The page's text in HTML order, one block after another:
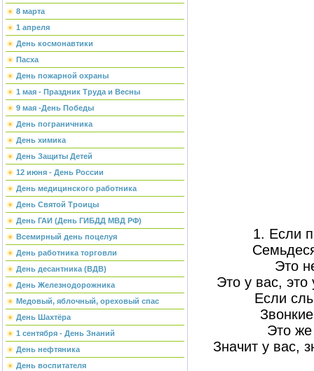
8 марта
1 апреля
День космонавтики
Пасха
День пожарной охраны
1 мая - Праздник Труда и Весны
9 мая -День Победы
День пограничника
День химика
День Защиты Детей
12 июня - День России
День медицинского работника
День Святой Троицы
День ГАИ (День ГИБДД МВД РФ)
Всемирный день поцелуя
День работника торговли
День десантника (ВДВ)
День Железнодорожника
Медовый, яблочный, ореховый спас
День Шахтёра
1 сентября - День Знаний
День нефтяника
День воспитателя
1. Если
Это
Это у вас,
Если
Это же
Значит у вас,